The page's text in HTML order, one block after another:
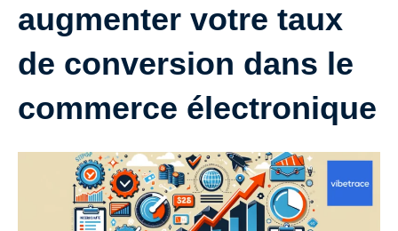
augmenter votre taux
de conversion dans le
commerce électronique